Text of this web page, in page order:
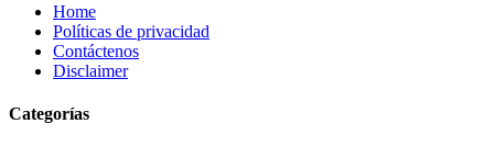
Home
Políticas de privacidad
Contáctenos
Disclaimer
Categorías